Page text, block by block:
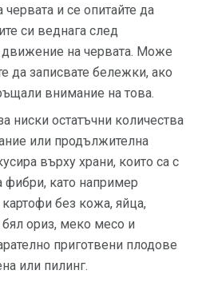
и се опитайте да
си веднага след
на червата. Може
да записвате бележки, ако
внимание на това.
ниски остатъчни количества
или продължителна
върху храни, които са с
като например
картофи без кожа, яйца,
ориз, меко месо и
приготвени плодове
или пилинг.